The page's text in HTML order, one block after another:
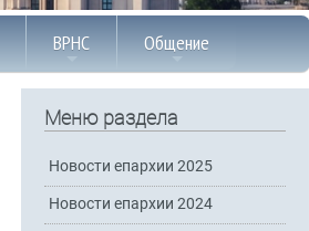
ВРНС Общение
Меню раздела
Новости епархии 2025
Новости епархии 2024